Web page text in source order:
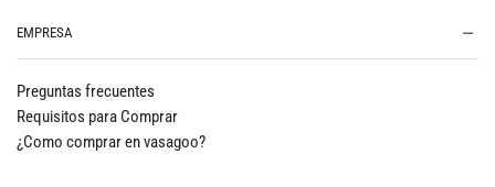
EMPRESA
Preguntas frecuentes
Requisitos para Comprar
¿Como comprar en vasagoo?